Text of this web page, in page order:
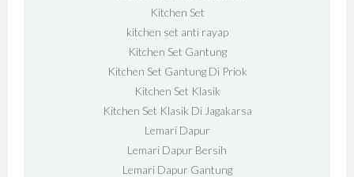
Kitchen Set
kitchen set anti rayap
Kitchen Set Gantung
Kitchen Set Gantung Di Priok
Kitchen Set Klasik
Kitchen Set Klasik Di Jagakarsa
Lemari Dapur
Lemari Dapur Bersih
Lemari Dapur Gantung